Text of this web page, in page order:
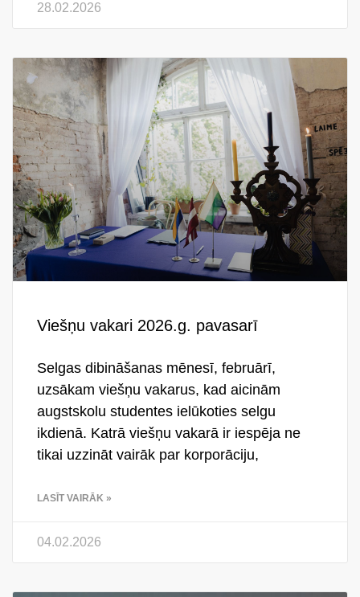
28.02.2026
Viešņu vakari 2026.g. pavasarī
Selgas dibināšanas mēnesī, februārī,
uzsākam viešņu vakarus, kad aicinām
augstskolu studentes ielūkoties selgu
ikdienā. Katrā viešņu vakarā ir iespēja ne
tikai uzzināt vairāk par korporāciju,
LASĪT VAIRĀK »
04.02.2026